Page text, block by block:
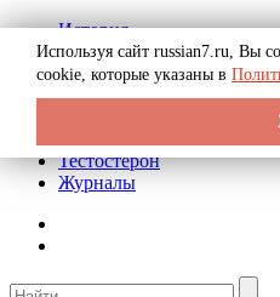
История
Биография
Криминал
Реклама на сайте
Тестостерон
Журналы
Используя сайт russian7.ru, Вы
cookie, которые указаны в